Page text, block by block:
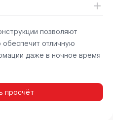
позволяют
обеспечит отличную
даже в ночное время
просчёт